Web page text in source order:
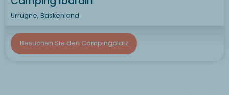
Urrugne, Baskenland
Besuchen Sie den Campingplatz